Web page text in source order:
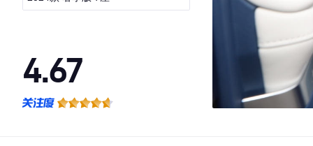
4.67